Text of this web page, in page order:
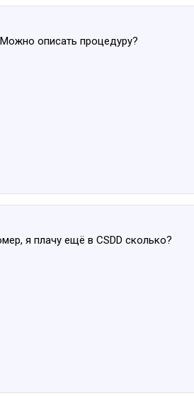
описать процедуру?
я плачу ещё в CSDD сколько?